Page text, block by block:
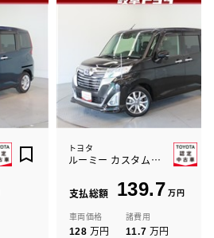
トヨタ
ルーミー カスタムG-T
支払総額 139.7 万円
車両価格
128 万円
諸費用
11.7 万円